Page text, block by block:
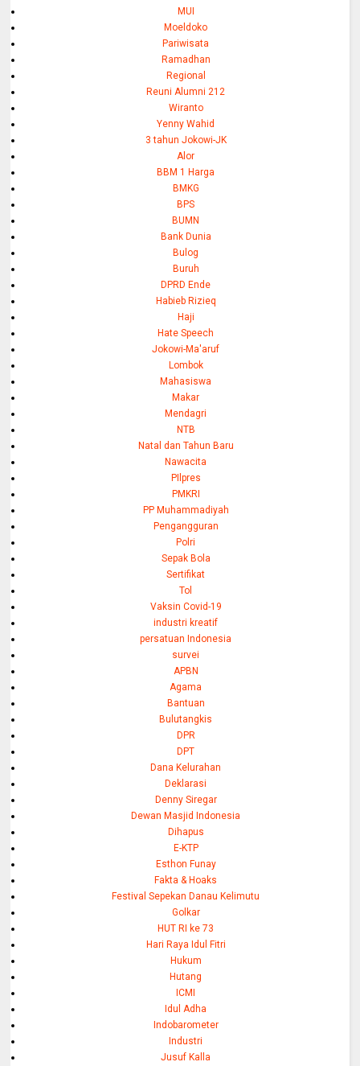
MUI
Moeldoko
Pariwisata
Ramadhan
Regional
Reuni Alumni 212
Wiranto
Yenny Wahid
3 tahun Jokowi-JK
Alor
BBM 1 Harga
BMKG
BPS
BUMN
Bank Dunia
Bulog
Buruh
DPRD Ende
Habieb Rizieq
Haji
Hate Speech
Jokowi-Ma'aruf
Lombok
Mahasiswa
Makar
Mendagri
NTB
Natal dan Tahun Baru
Nawacita
PIlpres
PMKRI
PP Muhammadiyah
Pengangguran
Polri
Sepak Bola
Sertifikat
Tol
Vaksin Covid-19
industri kreatif
persatuan Indonesia
survei
APBN
Agama
Bantuan
Bulutangkis
DPR
DPT
Dana Kelurahan
Deklarasi
Denny Siregar
Dewan Masjid Indonesia
Dihapus
E-KTP
Esthon Funay
Fakta & Hoaks
Festival Sepekan Danau Kelimutu
Golkar
HUT RI ke 73
Hari Raya Idul Fitri
Hukum
Hutang
ICMI
Idul Adha
Indobarometer
Industri
Jusuf Kalla